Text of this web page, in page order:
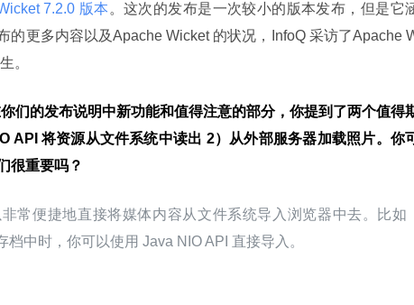
7.2.0 版本 。这次的发布是一次较小的版本发布，但是它
的更多内容以及Apache Wicket 的状况，InfoQ 采访了Apache
。
API 将资源从文件系统中读出 2）从外部服务器加载照片。你
很重要吗？
常便捷地直接将媒体内容从文件系统导入浏览器中去。比如
中时，你可以使用 Java NIO API 直接导入。